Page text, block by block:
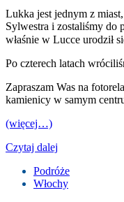
Lukka jest jednym z
Sylwestra i zostaliśmy do
właśnie w Lucce urodził
Po czterech latach
Zapraszam Was na
kamienicy w samym
(więcej…)
Czytaj dalej
Podróże
Włochy